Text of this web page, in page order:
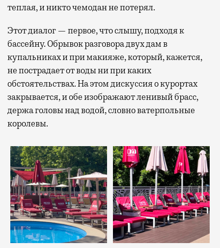
теплая, и никто чемодан не потерял.
Этот диалог — первое, что слышу, подходя к
бассейну. Обрывок разговора двух дам в
купальниках и при макияже, который, кажется,
не пострадает от воды ни при каких
обстоятельствах. На этом дискуссия о курортах
закрывается, и обе изображают ленивый брасс,
держа головы над водой, словно ватерпольные
королевы.